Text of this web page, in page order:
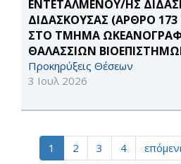
ΕΝΤΕΤΑΛΜΕΝΟΥ/ΗΣ
ΔΙΔΑΣΚΟΥΣΑΣ (ΆΡΘΡΟ 173
ΣΤΟ ΤΜΉΜΑ
ΘΑΛΑΣΣΊΩΝ
Προκηρύξεις Θέσεων
3 Ιουλ 2026
1 2 3 4